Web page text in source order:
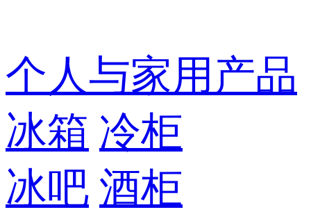
个人与家用产品
冰箱 冷柜
冰吧 酒柜